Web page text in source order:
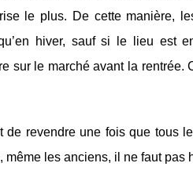
le plus. De cette manière,
hiver, sauf si le lieu est
sur le marché avant la rentrée.
de revendre une fois que tous
les anciens, il ne faut pas